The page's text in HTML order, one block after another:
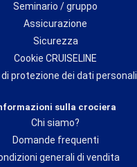
Seminario / gruppo
Assicurazione
Sicurezza
Cookie CRUISELINE
protezione dei dati personali
sulla crociera
Chi siamo?
Domande frequenti
generali di vendita